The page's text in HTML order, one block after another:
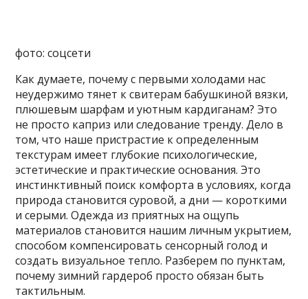
фото: соцсети
Как думаете, почему с первыми холодами нас
неудержимо тянет к свитерам бабушкиной вязки,
плюшевым шарфам и уютным кардиганам? Это
не просто каприз или следование тренду. Дело в
том, что наше пристрастие к определенным
текстурам имеет глубокие психологические,
эстетические и практические основания. Это
инстинктивный поиск комфорта в условиях, когда
природа становится суровой, а дни — короткими
и серыми. Одежда из приятных на ощупь
материалов становится нашим личным укрытием,
способом компенсировать сенсорный голод и
создать визуальное тепло. Разберем по пунктам,
почему зимний гардероб просто обязан быть
тактильным.